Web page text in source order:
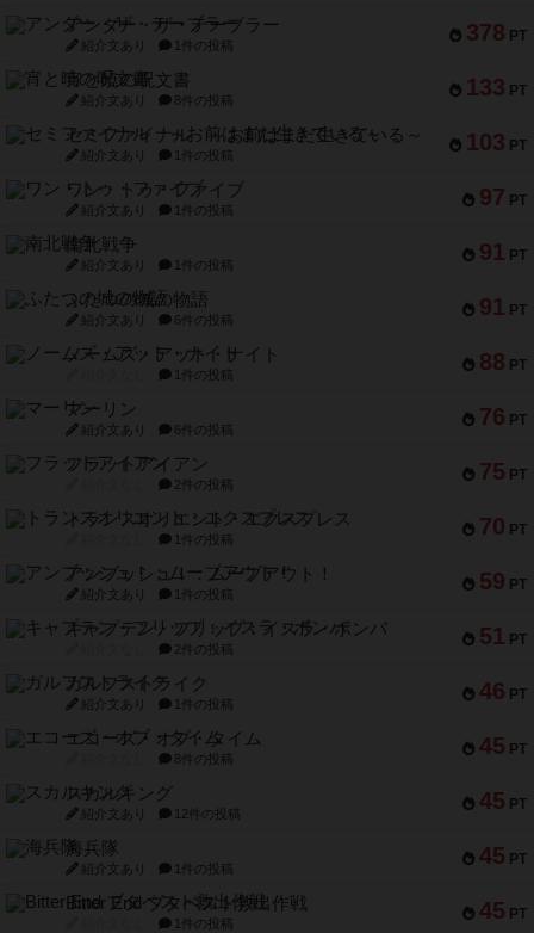
378 PT
アンダー・ザ・テーブラー
紹介文あり 1件の投稿
133 PT
宵と暁の呪文書
紹介文あり 8件の投稿
103 PT
セミファイナル ～お前はまだ生きている～
紹介文あり 1件の投稿
97 PT
ワン・トゥ・ファイブ
紹介文あり 1件の投稿
91 PT
南北戦争
紹介文あり 1件の投稿
91 PT
ふたつの城の物語
紹介文あり 6件の投稿
88 PT
ノームズ・アット・ナイト
1件の投稿
76 PT
マーリン
紹介文あり 6件の投稿
75 PT
フラットアイアン
2件の投稿
70 PT
トランスオリエント・エクスプレス
1件の投稿
59 PT
アンブッシュ！：ムーブアウト！
紹介文あり 1件の投稿
51 PT
キャプテン・フリップ：イスラ・ボンバ
2件の投稿
46 PT
ガルフストライク
紹介文あり 1件の投稿
45 PT
エコーズ・オブ・タイム
8件の投稿
45 PT
スカルキング
紹介文あり 12件の投稿
45 PT
海兵隊
紹介文あり 1件の投稿
45 PT
Bitter End ブタペスト救出作戦
1件の投稿